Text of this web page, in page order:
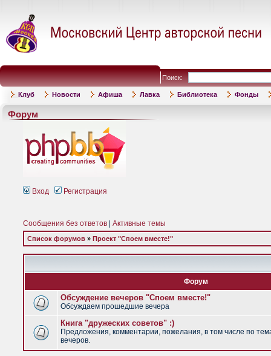
Поиск:
Клуб Новости Афиша Лавка Библиотека Фонды
Форум
Вход Регистрация
Сообщения без ответов Активные темы
Список форумов » Проект "Споем вместе!"
Форум
Обсуждение вечеров "Споем вместе!"
Обсуждаем прошедшие вечера
Книга "дружеских советов" :)
Предложения, комментарии, пожелания, в том числе по
вечеров.